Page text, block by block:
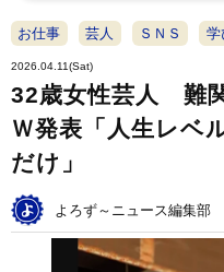
お仕事 芸人 ＳＮＳ 学
2026.04.11(Sat)
32歳女性芸人 難
Ｗ発表「人生レベ
だけ」
よろず～ニュース編集部